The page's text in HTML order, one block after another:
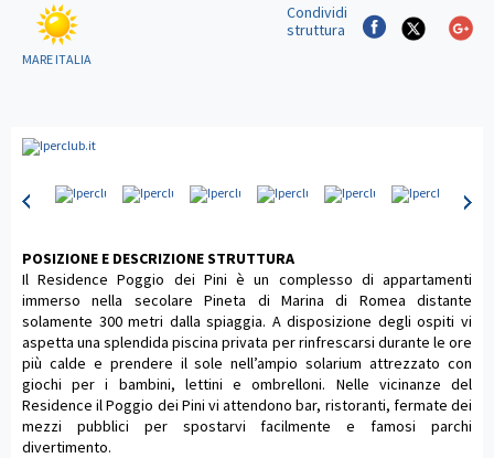
MARE ITALIA
Condividi
struttura
POSIZIONE E DESCRIZIONE STRUTTURA
Il Residence Poggio dei Pini è un complesso di appartamenti
immerso nella secolare Pineta di Marina di Romea distante
solamente 300 metri dalla spiaggia. A disposizione degli ospiti vi
aspetta una splendida piscina privata per rinfrescarsi durante le ore
più calde e prendere il sole nell’ampio solarium attrezzato con
giochi per i bambini, lettini e ombrelloni. Nelle vicinanze del
Residence il Poggio dei Pini vi attendono bar, ristoranti, fermate dei
mezzi pubblici per spostarvi facilmente e famosi parchi
divertimento.